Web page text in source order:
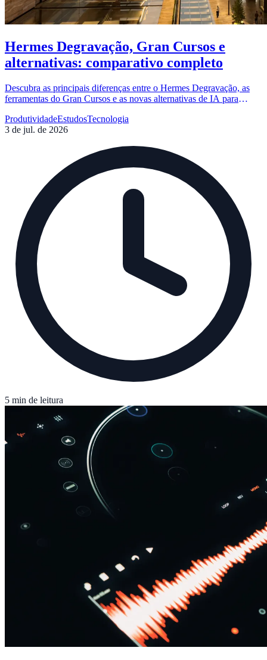
Hermes Degravação, Gran Cursos e
alternativas: comparativo completo
Descubra as principais diferenças entre o Hermes Degravação, as
ferramentas do Gran Cursos e as novas alternativas de IA para
ProdutividadeEstudosTecnologia
3 de jul. de 2026
5 min de leitura